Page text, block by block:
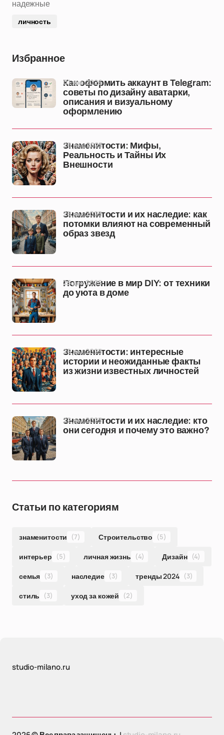
надежные
личность
Избранное
Как оформить аккаунт в Telegram:
советы по дизайну аватарки,
описания и визуальному
оформлению
01 янв 2026
Знаменитости: Мифы,
Реальность и Тайны Их
Внешности
26 дек 2025
Знаменитости и их наследие: как
потомки влияют на современный
образ звезд
25 дек 2025
Погружение в мир DIY: от техники
до уюта в доме
25 дек 2025
Знаменитости: интересные
истории и неожиданные факты
из жизни известных личностей
25 дек 2025
Знаменитости и их наследие: кто
они сегодня и почему это важно?
22 дек 2025
Статьи по категориям
знаменитости (7) Строительство (5)
интерьер (5) личная жизнь (4) Дизайн (4)
семья (3) наследие (3) тренды 2024 (3)
стиль (3) уход за кожей (2)
studio-milano.ru